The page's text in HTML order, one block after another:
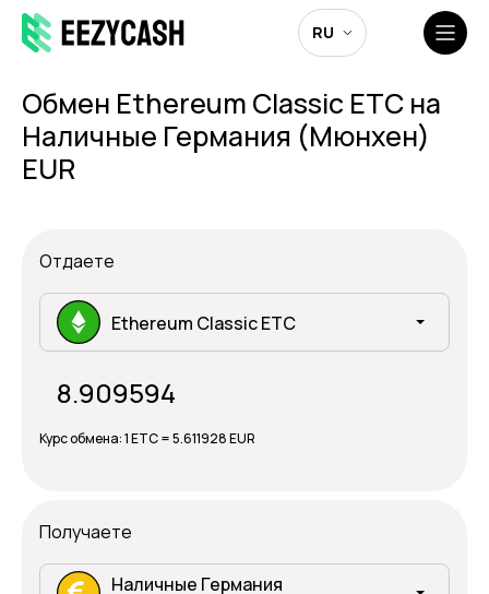
RU
Обмен Ethereum Classic ETC на
Наличные Германия (Мюнхен)
EUR
Отдаете
Ethereum Classic ETC
Курс обмена:1 ETC = 5.611928 EUR
Получаете
Наличные Германия